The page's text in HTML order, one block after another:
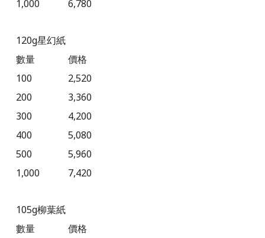
1,000
6,780
120g星幻紙
數量
價格
100
2,520
200
3,360
300
4,200
400
5,080
500
5,960
1,000
7,420
105g柳葉紙
數量
價格